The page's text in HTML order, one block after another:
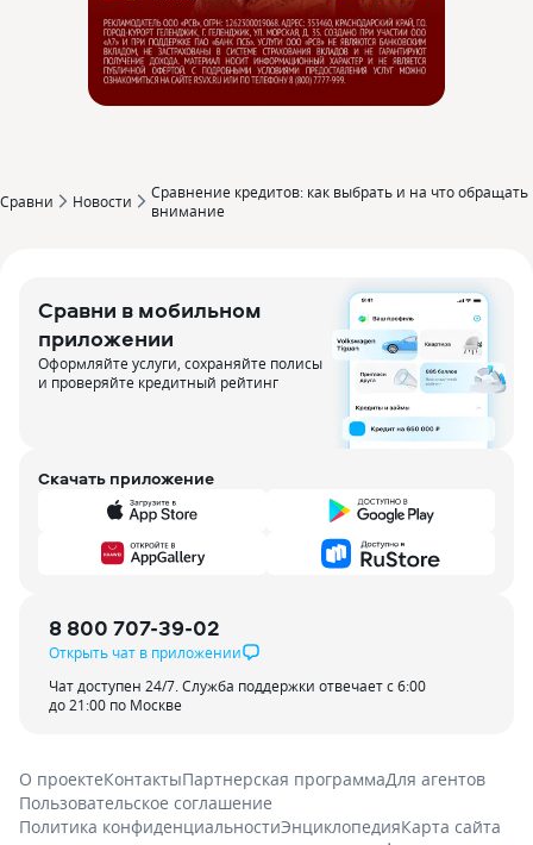
Сравни Новости
Сравнение кредитов: как выбрать и на что обращать
внимание
Сравни в мобильном
приложении
Оформляйте услуги, сохраняйте полисы
и проверяйте кредитный рейтинг
Скачать приложение
8 800 707-39-02
Открыть чат в приложении
Чат доступен 24/7. Служба поддержки отвечает с 6:00
до 21:00 по Москве
О проектеКонтактыПартнерская программаДля агентов
Пользовательское соглашение
Политика конфиденциальностиЭнциклопедияКарта сайта